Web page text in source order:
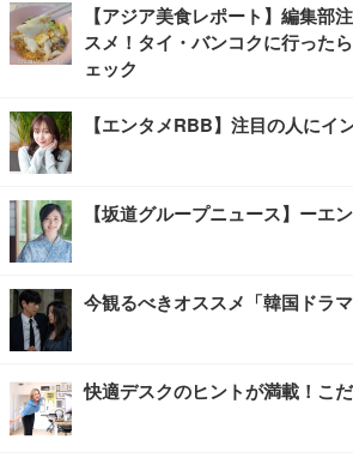
【アジア美食レポート】編集部
スメ！タイ・バンコクに行った
ェック
【エンタメRBB】注目の人にイ
【坂道グループニュース】ーエ
今観るべきオススメ「韓国ドラマ
快適デスクのヒントが満載！こ